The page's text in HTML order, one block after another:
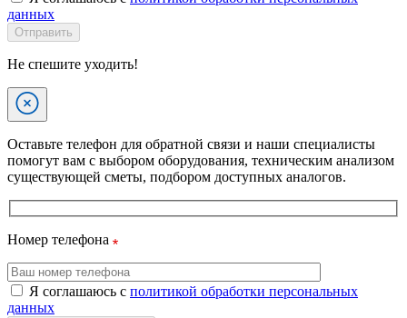
данных
Отправить
Не спешите уходить!
Оставьте телефон для обратной связи и наши специалисты
помогут вам с выбором оборудования, техническим анализом
существующей сметы, подбором доступных аналогов.
Номер телефона
Я соглашаюсь с политикой обработки персональных
данных